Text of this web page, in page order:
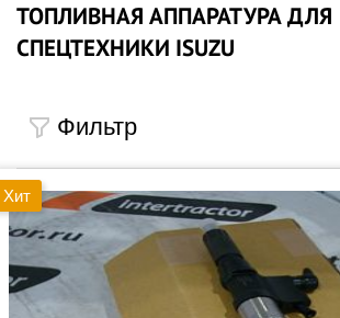
ТОПЛИВНАЯ АППАРАТУРА ДЛЯ
СПЕЦТЕХНИКИ ISUZU
Фильтр
Хит